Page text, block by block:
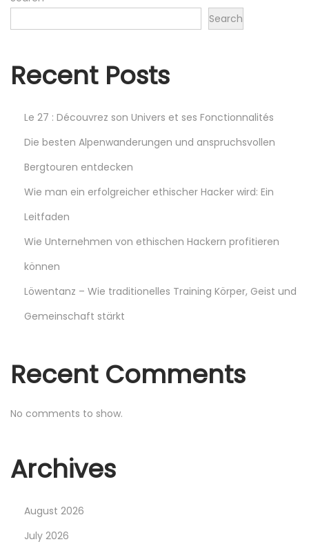
s
t
p
a
g
n
a
t
i
n
Search
Recent Posts
Le 27 : Découvrez son Univers et ses Fonctionnalités
Die besten Alpenwanderungen und anspruchsvollen
Bergtouren entdecken
Wie man ein erfolgreicher ethischer Hacker wird: Ein
Leitfaden
Wie Unternehmen von ethischen Hackern profitieren
können
Löwentanz – Wie traditionelles Training Körper, Geist und
Gemeinschaft stärkt
Recent Comments
No comments to show.
Archives
August 2026
July 2026